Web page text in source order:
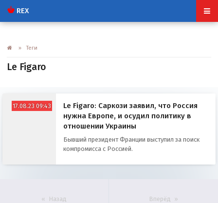
REX
» Теги
Le Figaro
17.08.23 09:43
Le Figaro: Саркози заявил, что Россия
нужна Европе, и осудил политику в
отношении Украины
Бывший президент Франции выступил за поиск
компромисса с Россией.
Назад Вперёд